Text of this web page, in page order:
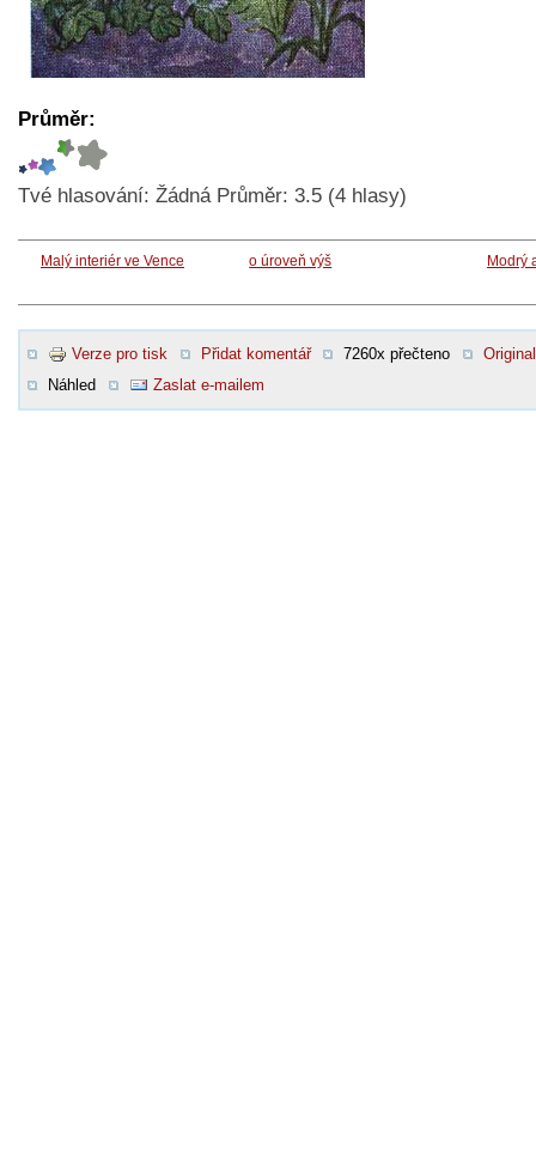
Průměr:
Tvé hlasování: Žádná Průměr: 3.5 (4 hlasy)
Malý interiér ve Vence o úroveň výš Modrý
Verze pro tisk Přidat komentář 7260x přečteno
Original
Náhled
Zaslat e-mailem